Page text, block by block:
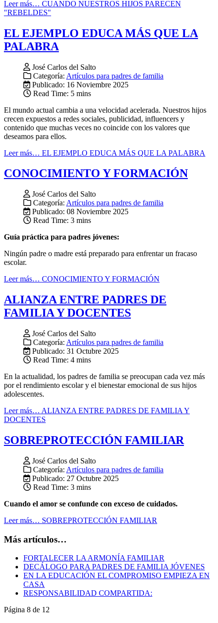
Leer más… CUANDO NUESTROS HIJOS PARECEN
"REBELDES"
EL EJEMPLO EDUCA MÁS QUE LA
PALABRA
José Carlos del Salto
Categoría: Artículos para padres de familia
Publicado: 16 Noviembre 2025
Read Time: 5 mins
El mundo actual cambia a una velocidad acelerada. Nuestros hijos
crecen expuestos a redes sociales, publicidad, influencers y
contenido que muchas veces no coincide con los valores que
deseamos para ellos.
Leer más… EL EJEMPLO EDUCA MÁS QUE LA PALABRA
CONOCIMIENTO Y FORMACIÓN
José Carlos del Salto
Categoría: Artículos para padres de familia
Publicado: 08 Noviembre 2025
Read Time: 3 mins
Guía práctica para padres jóvenes:
Ningún padre o madre está preparado para enfrentar un fracaso
escolar.
Leer más… CONOCIMIENTO Y FORMACIÓN
ALIANZA ENTRE PADRES DE
FAMILIA Y DOCENTES
José Carlos del Salto
Categoría: Artículos para padres de familia
Publicado: 31 Octubre 2025
Read Time: 4 mins
En la actualidad, los padres de familia se preocupan cada vez más
por el rendimiento escolar y el bienestar emocional de sus hijos
adolescentes.
Leer más… ALIANZA ENTRE PADRES DE FAMILIA Y
DOCENTES
SOBREPROTECCIÓN FAMILIAR
José Carlos del Salto
Categoría: Artículos para padres de familia
Publicado: 27 Octubre 2025
Read Time: 3 mins
Cuando el amor se confunde con exceso de cuidados.
Leer más… SOBREPROTECCIÓN FAMILIAR
Más artículos…
FORTALECER LA ARMONÍA FAMILIAR
DECÁLOGO PARA PADRES DE FAMILIA JÓVENES
EN LA EDUCACIÓN EL COMPROMISO EMPIEZA EN
CASA
RESPONSABILIDAD COMPARTIDA:
Página 8 de 12